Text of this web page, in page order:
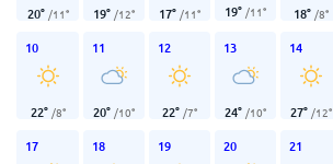
20° /11° 19° /12° 17° /11° 19° /11° 18° /8°
10
22° /8°
11
20° /10°
12
22° /7°
13
24° /10°
14
27° /12°
17 18 19 20 21